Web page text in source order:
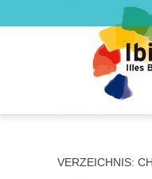
VERZEICHNIS: